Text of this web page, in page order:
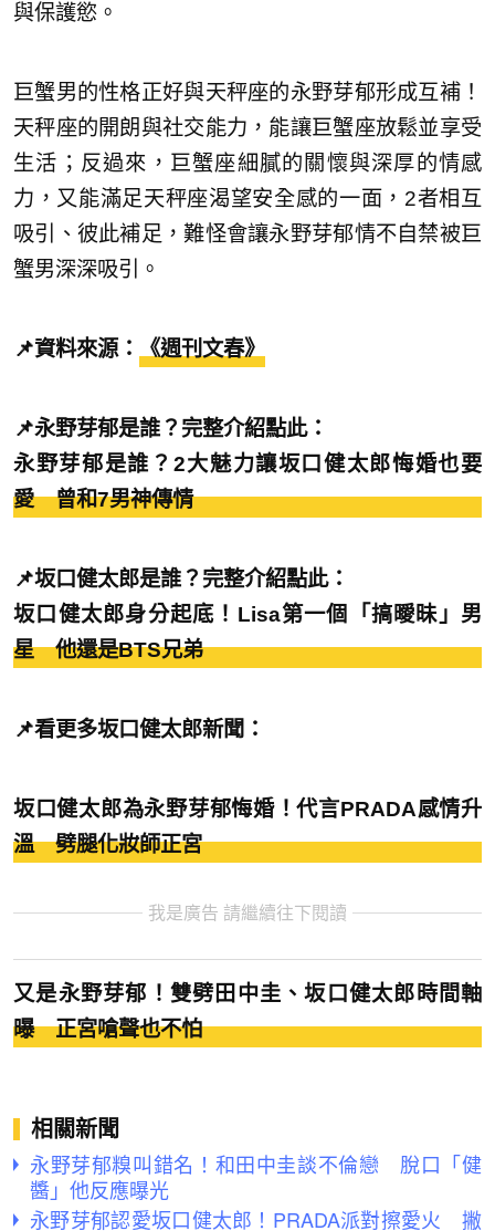
與保護慾。
巨蟹男的性格正好與天秤座的永野芽郁形成互補！
天秤座的開朗與社交能力，能讓巨蟹座放鬆並享受
生活；反過來，巨蟹座細膩的關懷與深厚的情感
力，又能滿足天秤座渴望安全感的一面，2者相互
吸引、彼此補足，難怪會讓永野芽郁情不自禁被巨
蟹男深深吸引。
📌資料來源： 《週刊文春》
📌永野芽郁是誰？完整介紹點此：
永野芽郁是誰？2大魅力讓坂口健太郎悔婚也要
愛 曾和7男神傳情
📌坂口健太郎是誰？完整介紹點此：
坂口健太郎身分起底！Lisa第一個「搞曖昧」男
星 他還是BTS兄弟
📌看更多坂口健太郎新聞：
坂口健太郎為永野芽郁悔婚！代言PRADA感情升
溫 劈腿化妝師正宮
我是廣告 請繼續往下閱讀
又是永野芽郁！雙劈田中圭、坂口健太郎時間軸
曝 正宮嗆聲也不怕
相關新聞
永野芽郁糗叫錯名！和田中圭談不倫戀 脫口「健
醬」他反應曝光
永野芽郁認愛坂口健太郎！PRADA派對擦愛火 撇